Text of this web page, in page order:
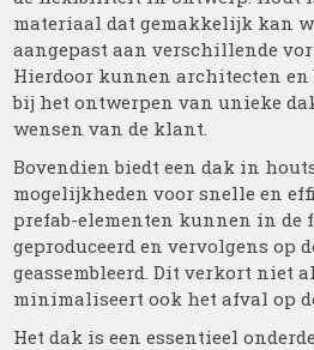
materiaal dat gemakkelijk kan
aangepast aan verschillende
Hierdoor kunnen architecten
bij het ontwerpen van unieke
wensen van de klant.
Bovendien biedt een dak in
mogelijkheden voor snelle en
prefab-elementen kunnen in de
geproduceerd en vervolgens op
geassembleerd. Dit verkort niet
minimaliseert ook het afval op
Het dak is een essentieel